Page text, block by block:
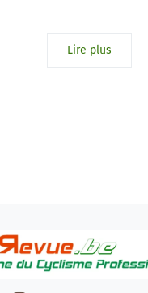
Lire plus